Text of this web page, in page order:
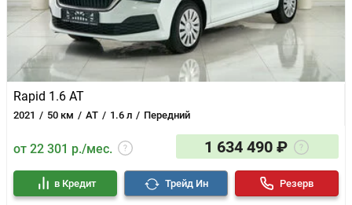
Rapid 1.6 AT
2021 50 км AT 1.6 л Передний
от 22 301 р./мес. 1 634 490 ₽
в Кредит Трейд Ин Резерв